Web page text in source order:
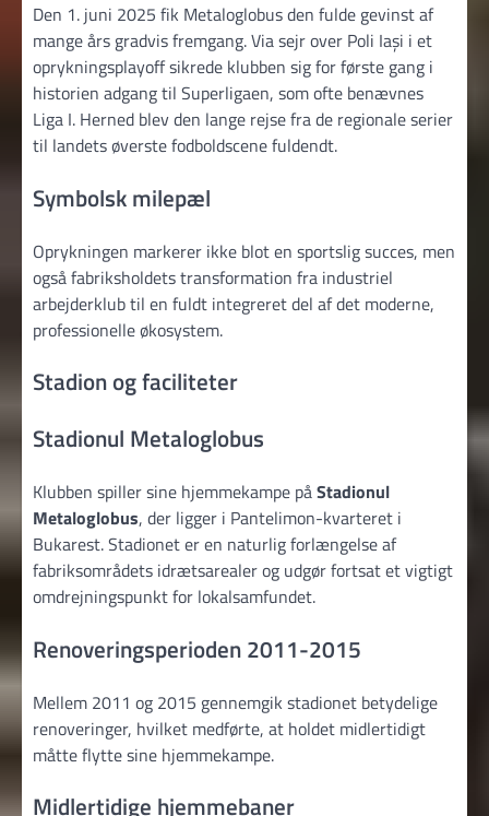
Den 1. juni 2025 fik Metaloglobus den fulde gevinst af
mange års gradvis fremgang. Via sejr over Poli Iași i et
oprykningsplayoff sikrede klubben sig for første gang i
historien adgang til Superligaen, som ofte benævnes
Liga I. Herned blev den lange rejse fra de regionale serier
til landets øverste fodboldscene fuldendt.
Symbolsk milepæl
Oprykningen markerer ikke blot en sportslig succes, men
også fabriksholdets transformation fra industriel
arbejderklub til en fuldt integreret del af det moderne,
professionelle økosystem.
Stadion og faciliteter
Stadionul Metaloglobus
Klubben spiller sine hjemmekampe påStadionul
Metaloglobus, der ligger i Pantelimon-kvarteret i
Bukarest. Stadionet er en naturlig forlængelse af
fabriksområdets idrætsarealer og udgør fortsat et vigtigt
omdrejningspunkt for lokalsamfundet.
Renoveringsperioden 2011-2015
Mellem 2011 og 2015 gennemgik stadionet betydelige
renoveringer, hvilket medførte, at holdet midlertidigt
måtte flytte sine hjemmekampe.
Midlertidige hjemmebaner